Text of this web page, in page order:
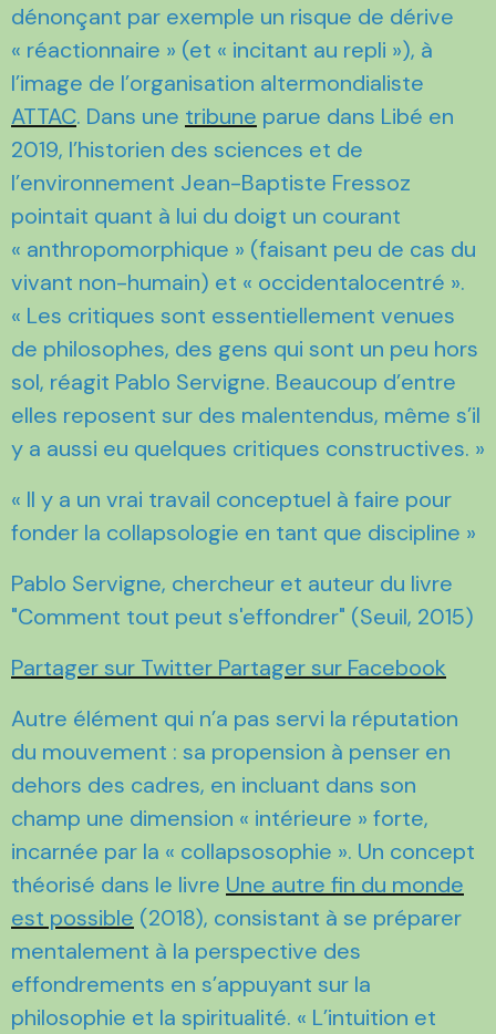
dénonçant par exemple un risque de dérive
« réactionnaire » (et « incitant au repli »), à
l’image de l’organisation altermondialiste
ATTAC. Dans une tribune parue dans Libé en
2019, l’historien des sciences et de
l’environnement Jean-Baptiste Fressoz
pointait quant à lui du doigt un courant
« anthropomorphique » (faisant peu de cas du
vivant non-humain) et « occidentalocentré ».
« Les critiques sont essentiellement venues
de philosophes, des gens qui sont un peu hors
sol, réagit Pablo Servigne. Beaucoup d’entre
elles reposent sur des malentendus, même s’il
y a aussi eu quelques critiques constructives. »
« Il y a un vrai travail conceptuel à faire pour
fonder la collapsologie en tant que discipline »
Pablo Servigne, chercheur et auteur du livre
"Comment tout peut s'effondrer" (Seuil, 2015)
Partager sur Twitter Partager sur Facebook
Autre élément qui n’a pas servi la réputation
du mouvement : sa propension à penser en
dehors des cadres, en incluant dans son
champ une dimension « intérieure » forte,
incarnée par la « collapsosophie ». Un concept
théorisé dans le livre Une autre fin du monde
est possible (2018), consistant à se préparer
mentalement à la perspective des
effondrements en s’appuyant sur la
philosophie et la spiritualité. « L’intuition et